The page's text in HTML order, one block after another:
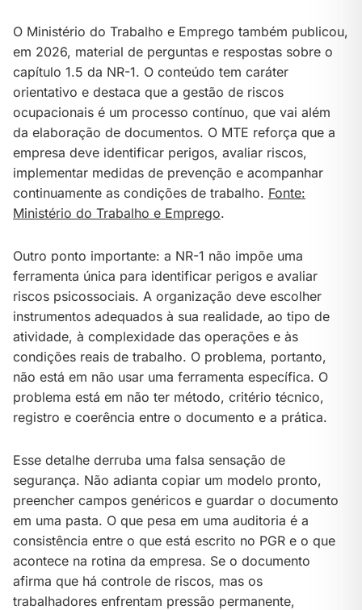
O Ministério do Trabalho e Emprego também publicou,
em 2026, material de perguntas e respostas sobre o
capítulo 1.5 da NR-1. O conteúdo tem caráter
orientativo e destaca que a gestão de riscos
ocupacionais é um processo contínuo, que vai além
da elaboração de documentos. O MTE reforça que a
empresa deve identificar perigos, avaliar riscos,
implementar medidas de prevenção e acompanhar
continuamente as condições de trabalho. Fonte:
Ministério do Trabalho e Emprego.
Outro ponto importante: a NR-1 não impõe uma
ferramenta única para identificar perigos e avaliar
riscos psicossociais. A organização deve escolher
instrumentos adequados à sua realidade, ao tipo de
atividade, à complexidade das operações e às
condições reais de trabalho. O problema, portanto,
não está em não usar uma ferramenta específica. O
problema está em não ter método, critério técnico,
registro e coerência entre o documento e a prática.
Esse detalhe derruba uma falsa sensação de
segurança. Não adianta copiar um modelo pronto,
preencher campos genéricos e guardar o documento
em uma pasta. O que pesa em uma auditoria é a
consistência entre o que está escrito no PGR e o que
acontece na rotina da empresa. Se o documento
afirma que há controle de riscos, mas os
trabalhadores enfrentam pressão permanente,